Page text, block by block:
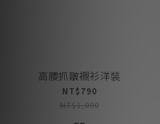
高腰抓皺襯衫洋裝
NT$790
NT$1,090